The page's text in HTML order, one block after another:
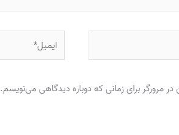
مرورگر برای زمانی که دوباره دیدگاهی می‌نویسم.